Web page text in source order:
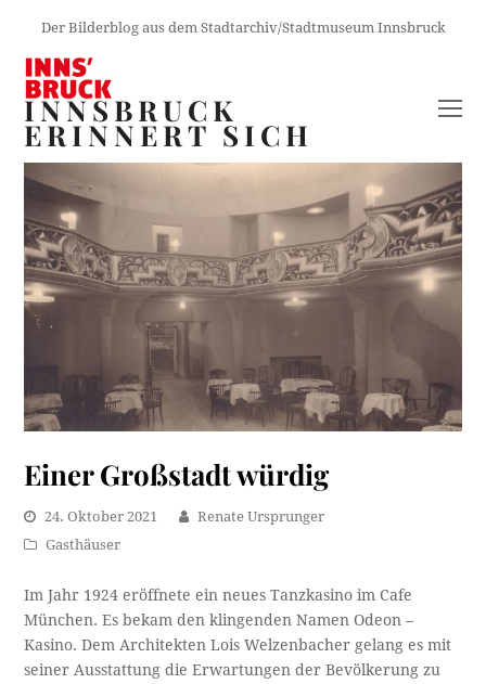
Der Bilderblog aus dem Stadtarchiv/Stadtmuseum Innsbruck
INNSBRUCK
ERINNERT SICH
Einer Großstadt würdig
24. Oktober 2021
Renate Ursprunger
Gasthäuser
Im Jahr 1924 eröffnete ein neues Tanzkasino im Cafe
München. Es bekam den klingenden Namen Odeon –
Kasino. Dem Architekten Lois Welzenbacher gelang es mit
seiner Ausstattung die Erwartungen der Bevölkerung zu